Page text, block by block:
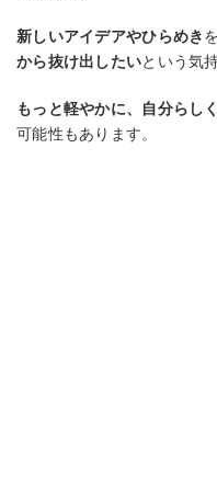
新しいアイデアやひらめき
から抜け出したいという気
もっと軽やかに、自分らし
可能性もあります。